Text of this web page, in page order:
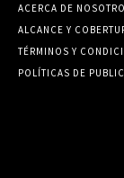
ACERCA DE
ALCANCE Y
TÉRMINOS Y
POLÍTICAS DE